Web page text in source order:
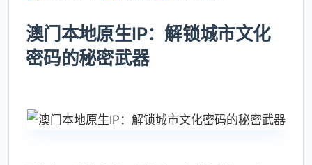
澳门本地原生IP：解锁城市文化
密码的秘密武器